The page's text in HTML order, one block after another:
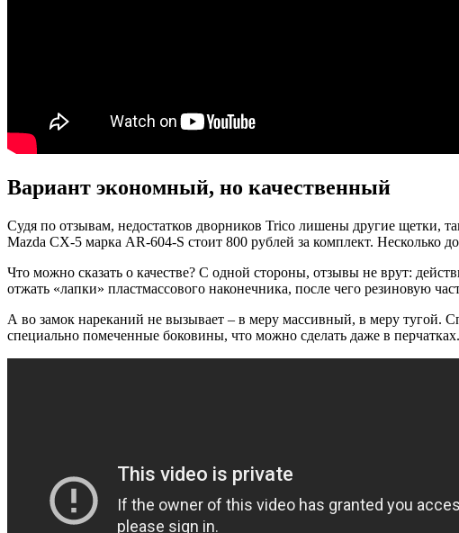
Вариант экономный, но качественный
Судя по отзывам, недостатков дворников Trico лишены другие щетки,
Mazda CX-5 марка AR-604-S стоит 800 рублей за комплект. Несколько
Что можно сказать о качестве? С одной стороны, отзывы не врут:
отжать «лапки» пластмассового наконечника, после чего резиновую
А во замок нареканий не вызывает – в меру массивный, в меру тугой.
специально помеченные боковины, что можно сделать даже в